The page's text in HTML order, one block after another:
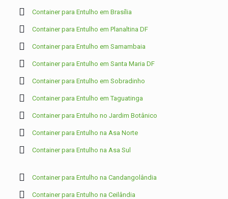
Container para Entulho em Brasília
Container para Entulho em Planaltina DF
Container para Entulho em Samambaia
Container para Entulho em Santa Maria DF
Container para Entulho em Sobradinho
Container para Entulho em Taguatinga
Container para Entulho no Jardim Botânico
Container para Entulho na Asa Norte
Container para Entulho na Asa Sul
Container para Entulho na Candangolândia
Container para Entulho na Ceilândia